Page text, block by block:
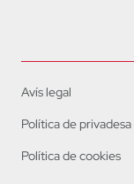
Avís legal
Política de privadesa
Política de cookies